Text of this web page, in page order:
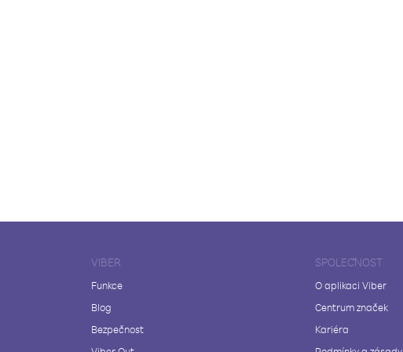
VIBER
Funkce
Blog
Bezpečnost
SPOLEČNOST
O aplikaci Viber
Centrum značek
Kariéra